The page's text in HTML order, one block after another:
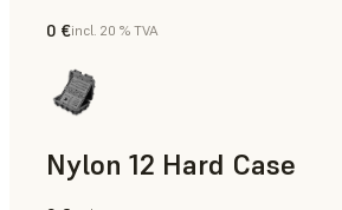
Poudre SLS
0 €incl. 20 % TVA
Nylon 12 Hard Case